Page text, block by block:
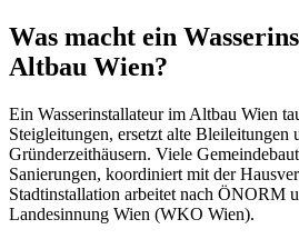
Was macht ein
Altbau Wien?
Ein Wasserinstallateur im Altbau Wien
Steigleitungen, ersetzt alte Bleileitungen
Gründerzeithäusern. Viele
Sanierungen, koordiniert mit der
Stadtinstallation arbeitet nach ÖNORM
Landesinnung Wien (WKO Wien).